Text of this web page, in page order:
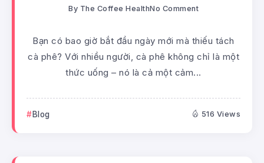
By The Coffee HealthNo Comment
Bạn có bao giờ bắt đầu ngày mới mà thiếu tách
cà phê? Với nhiều người, cà phê không chỉ là một
thức uống – nó là cả một cảm...
Blog 516 Views